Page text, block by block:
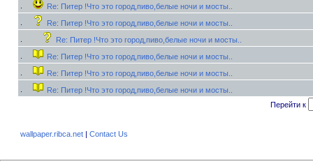
Re: Питер !Что это город,пиво,белые ночи и мосты..
Re: Питер !Что это город,пиво,белые ночи и мосты..
Re: Питер !Что это город,пиво,белые ночи и мосты..
Re: Питер !Что это город,пиво,белые ночи и мосты..
Re: Питер !Что это город,пиво,белые ночи и мосты..
Re: Питер !Что это город,пиво,белые ночи и мосты..
Перейти к
wallpaper.ribca.net| Contact Us